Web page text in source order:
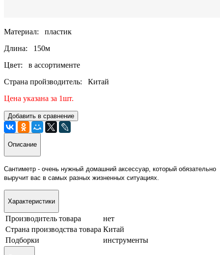
Материал: пластик
Длина: 150м
Цвет: в ассортименте
Страна пройзводитель: Китай
Цена указана за 1шт.
Добавить в сравнение
Описание
Сантиметр - очень нужный домашний аксессуар, который обязательно
выручит вас в самых разных жизненных ситуациях.
Характеристики
Производитель товара
нет
Страна производства товара Китай
Подборки
инструменты